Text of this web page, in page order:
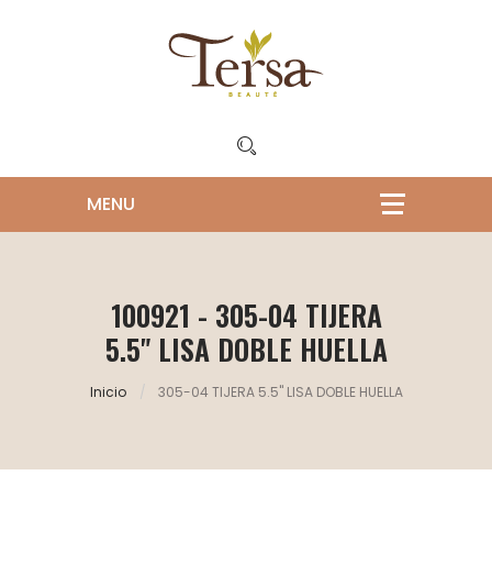
100921 - 305-04 TIJERA
5.5" LISA DOBLE HUELLA
Inicio 305-04 TIJERA 5.5" LISA DOBLE HUELLA